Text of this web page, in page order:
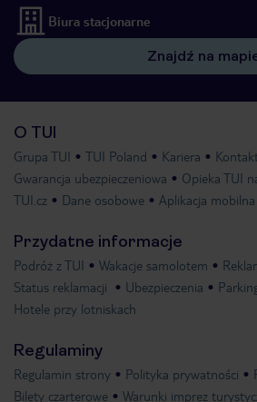
Biura stacjonarne
Znajdź na
O TUI
Grupa TUI TUI Poland Kariera
Gwarancja ubezpieczeniowa
Opieka TUI
TUI.cz
Dane osobowe Aplikacja mobilna
Przydatne informacje
Podróż z TUI Wakacje samolotem
Status reklamacji
Ubezpieczenia
Hotele przy lotniskach
Regulaminy
Regulamin strony Polityka prywatności
Bilety czarterowe
Warunki imprez